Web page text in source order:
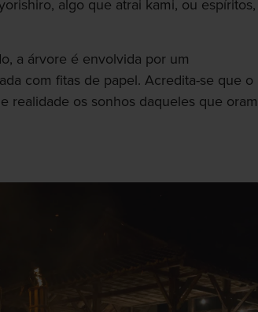
algo que atrai kami, ou espíritos,
a árvore é envolvida por um
com fitas de papel. Acredita-se que o
realidade os sonhos daqueles que oram